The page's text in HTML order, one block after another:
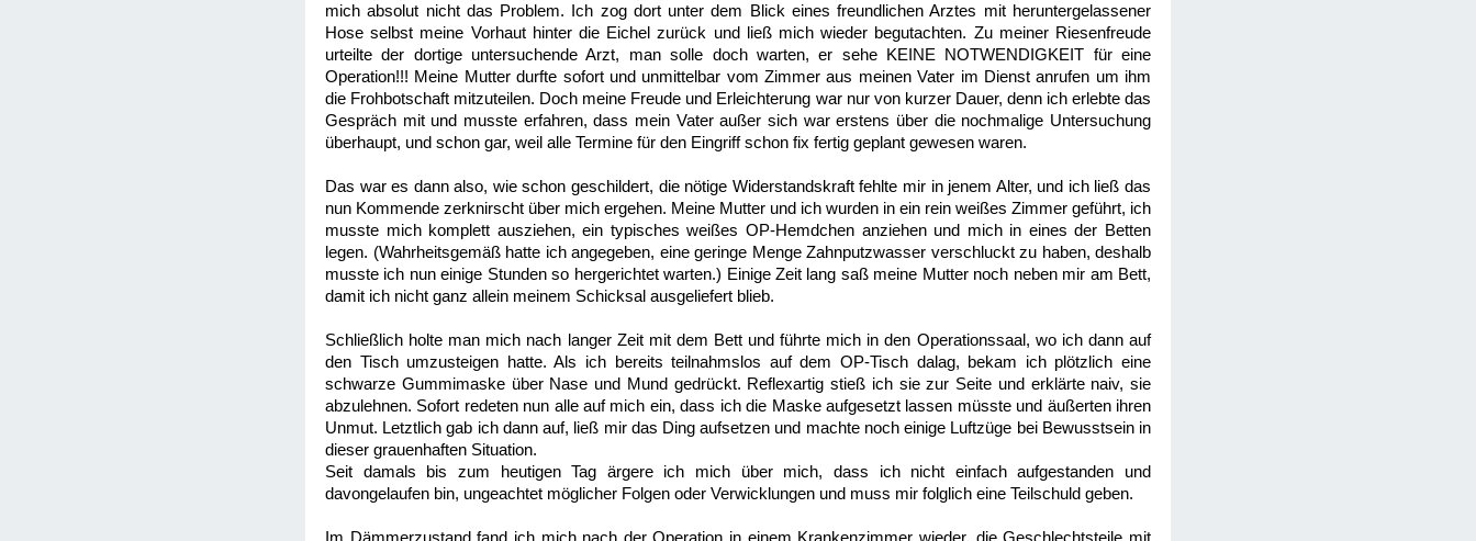
mich absolut nicht das Problem. Ich zog dort unter dem Blick eines freundlichen Arztes mit heruntergelassener
Hose selbst meine Vorhaut hinter die Eichel zurück und ließ mich wieder begutachten. Zu meiner Riesenfreude
urteilte der dortige untersuchende Arzt, man solle doch warten, er sehe KEINE NOTWENDIGKEIT für eine
Operation!!! Meine Mutter durfte sofort und unmittelbar vom Zimmer aus meinen Vater im Dienst anrufen um ihm
die Frohbotschaft mitzuteilen. Doch meine Freude und Erleichterung war nur von kurzer Dauer, denn ich erlebte das
Gespräch mit und musste erfahren, dass mein Vater außer sich war erstens über die nochmalige Untersuchung
überhaupt, und schon gar, weil alle Termine für den Eingriff schon fix fertig geplant gewesen waren.
Das war es dann also, wie schon geschildert, die nötige Widerstandskraft fehlte mir in jenem Alter, und ich ließ das
nun Kommende zerknirscht über mich ergehen. Meine Mutter und ich wurden in ein rein weißes Zimmer geführt, ich
musste mich komplett ausziehen, ein typisches weißes OP-Hemdchen anziehen und mich in eines der Betten
legen. (Wahrheitsgemäß hatte ich angegeben, eine geringe Menge Zahnputzwasser verschluckt zu haben, deshalb
musste ich nun einige Stunden so hergerichtet warten.) Einige Zeit lang saß meine Mutter noch neben mir am Bett,
damit ich nicht ganz allein meinem Schicksal ausgeliefert blieb.
Schließlich holte man mich nach langer Zeit mit dem Bett und führte mich in den Operationssaal, wo ich dann auf
den Tisch umzusteigen hatte. Als ich bereits teilnahmslos auf dem OP-Tisch dalag, bekam ich plötzlich eine
schwarze Gummimaske über Nase und Mund gedrückt. Reflexartig stieß ich sie zur Seite und erklärte naiv, sie
abzulehnen. Sofort redeten nun alle auf mich ein, dass ich die Maske aufgesetzt lassen müsste und äußerten ihren
Unmut. Letztlich gab ich dann auf, ließ mir das Ding aufsetzen und machte noch einige Luftzüge bei Bewusstsein in
dieser grauenhaften Situation.
Seit damals bis zum heutigen Tag ärgere ich mich über mich, dass ich nicht einfach aufgestanden und
davongelaufen bin, ungeachtet möglicher Folgen oder Verwicklungen und muss mir folglich eine Teilschuld geben.